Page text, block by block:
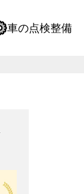
車の点検整備